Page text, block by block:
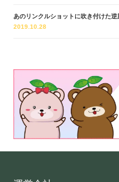
あのリンクルショットに吹き付けた
2019.10.28